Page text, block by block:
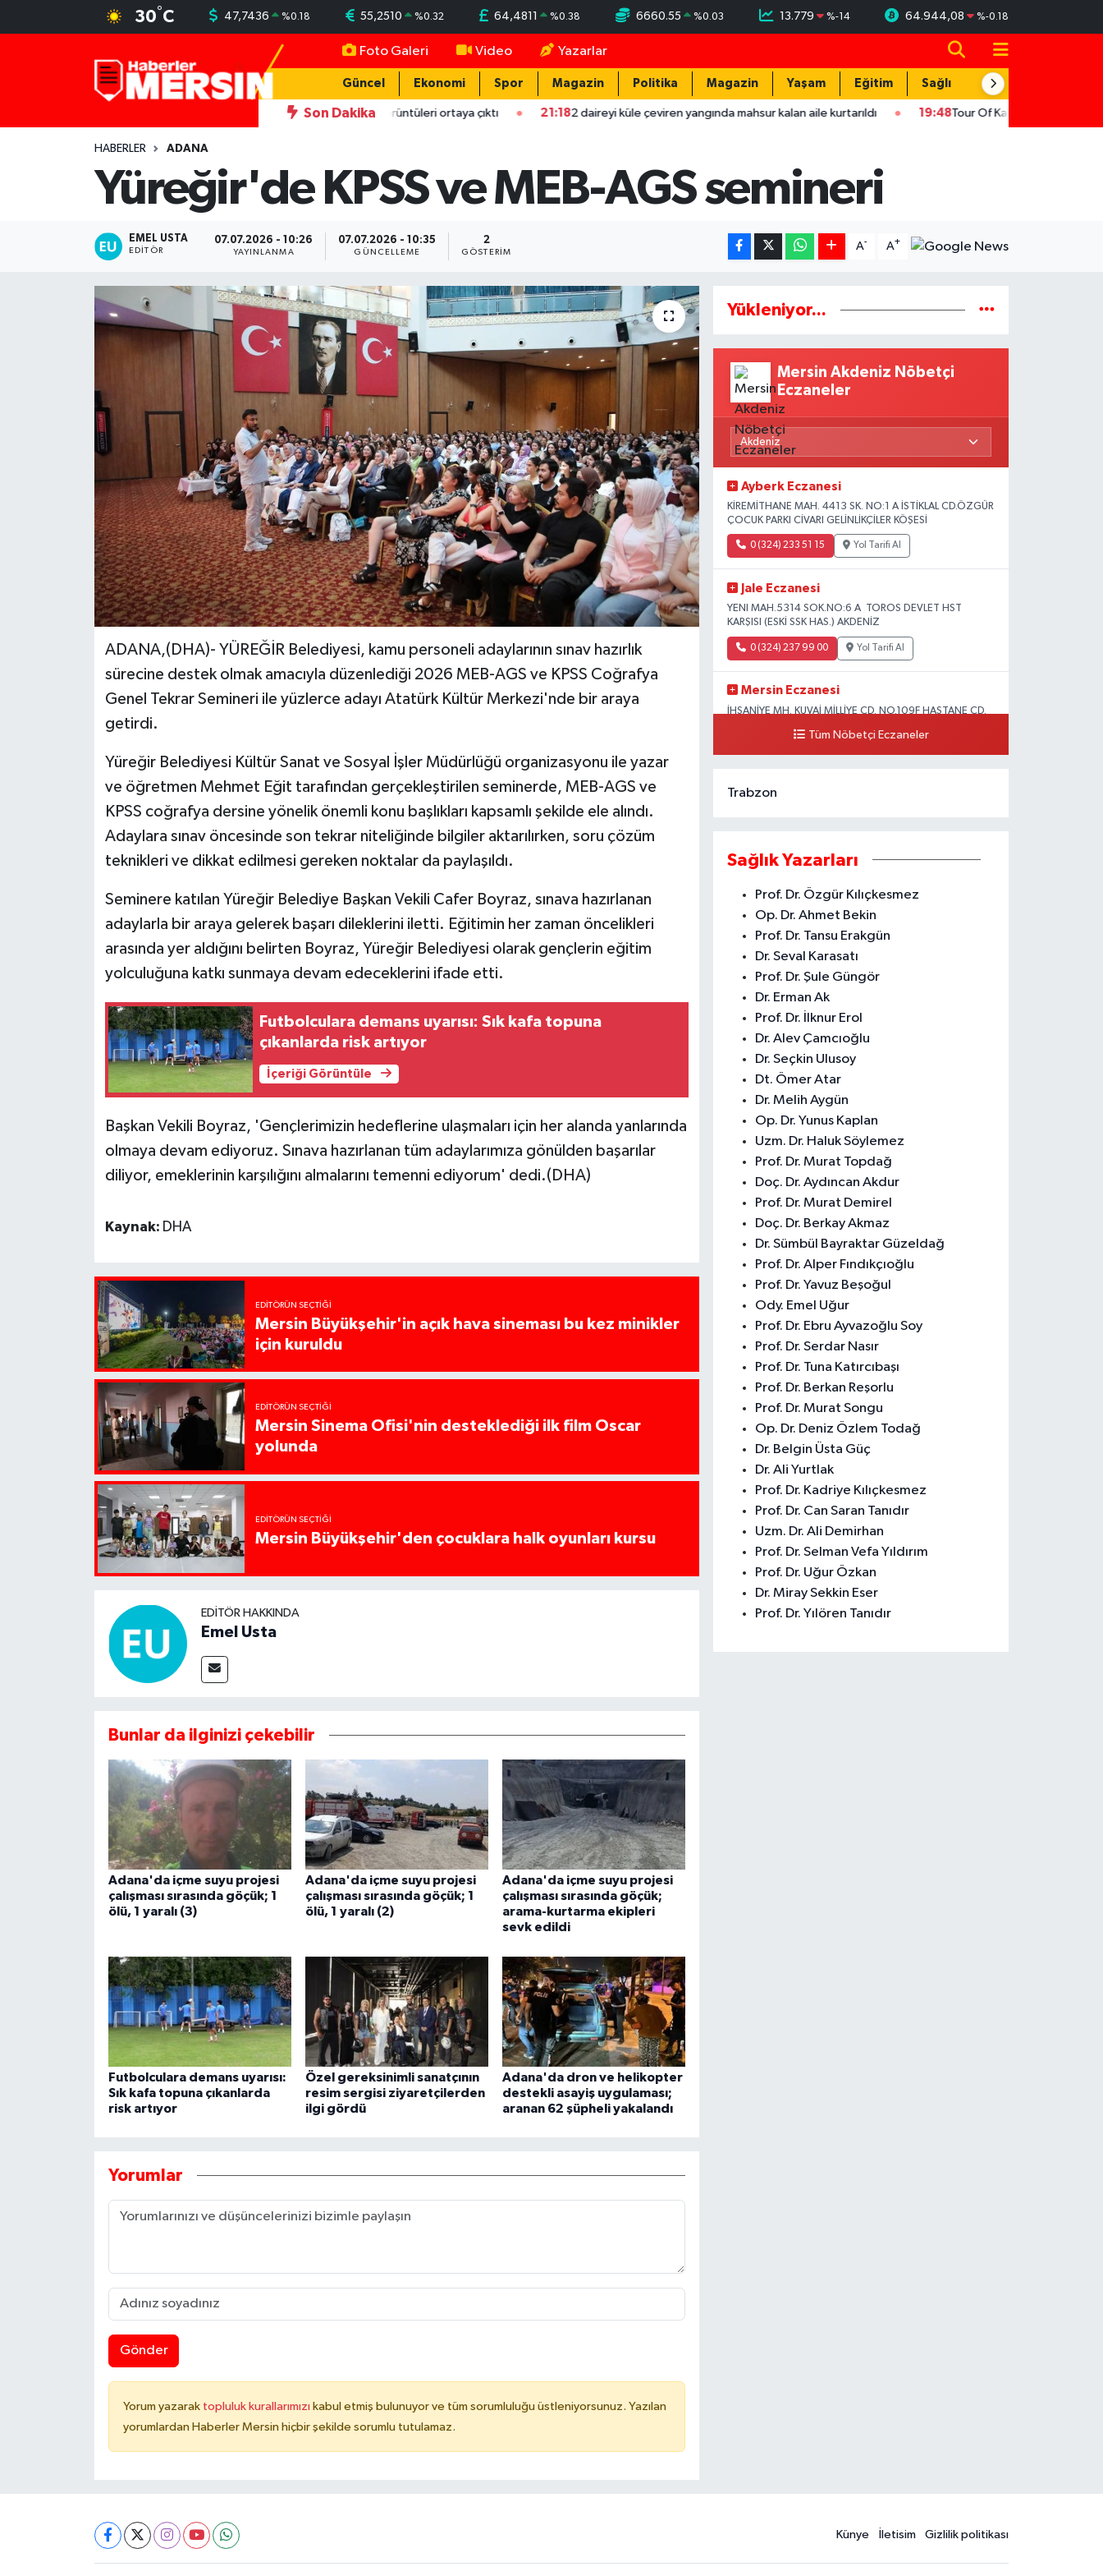
30°C 47,7436 %0.18 55,2510 %0.32 64,4811 %0.38 6660.55 %0.03 13.779 %-14 64.944,08 %-0.18
Foto Galeri Video Yazarlar
Güncel Ekonomi Spor Magazin Politika Magazin Yaşam Eğitim Sağlık Teknoloji
Son Dakika
darbeden şüpheliye uzaklaştırma; geçmiş yıllardaki darp görüntüleri ortaya çıktı 21:18 2 daireyi küle çeviren yangında mahsur kalan aile kurtarıldı 19:48 Tour Of Kahramanmaraş'ın şampiyonu
HABERLER ADANA
Yüreğir'de KPSS ve MEB-AGS semineri
EMEL USTA
EDITÖR
07.07.2026 - 10:26
YAYINLANMA
07.07.2026 - 10:35
GÜNCELLEME
2
GÖSTERIM
A- A+
ADANA,(DHA)- YÜREĞİR Belediyesi, kamu personeli adaylarının sınav hazırlık
sürecine destek olmak amacıyla düzenlediği 2026 MEB-AGS ve KPSS Coğrafya
Genel Tekrar Semineri ile yüzlerce adayı Atatürk Kültür Merkezi'nde bir araya
getirdi.
Yüreğir Belediyesi Kültür Sanat ve Sosyal İşler Müdürlüğü organizasyonu ile yazar
ve öğretmen Mehmet Eğit tarafından gerçekleştirilen seminerde, MEB-AGS ve
KPSS coğrafya dersine yönelik önemli konu başlıkları kapsamlı şekilde ele alındı.
Adaylara sınav öncesinde son tekrar niteliğinde bilgiler aktarılırken, soru çözüm
teknikleri ve dikkat edilmesi gereken noktalar da paylaşıldı.
Seminere katılan Yüreğir Belediye Başkan Vekili Cafer Boyraz, sınava hazırlanan
adaylarla bir araya gelerek başarı dileklerini iletti. Eğitimin her zaman öncelikleri
arasında yer aldığını belirten Boyraz, Yüreğir Belediyesi olarak gençlerin eğitim
yolculuğuna katkı sunmaya devam edeceklerini ifade etti.
Futbolculara demans uyarısı: Sık kafa topuna
çıkanlarda risk artıyor
İçeriği Görüntüle
Başkan Vekili Boyraz, 'Gençlerimizin hedeflerine ulaşmaları için her alanda yanlarında
olmaya devam ediyoruz. Sınava hazırlanan tüm adaylarımıza gönülden başarılar
diliyor, emeklerinin karşılığını almalarını temenni ediyorum' dedi.(DHA)
Kaynak: DHA
EDITÖRÜN SEÇTIĞI
Mersin Büyükşehir'in açık hava sineması bu kez minikler
için kuruldu
EDITÖRÜN SEÇTIĞI
Mersin Sinema Ofisi'nin desteklediği ilk film Oscar
yolunda
EDITÖRÜN SEÇTIĞI
Mersin Büyükşehir'den çocuklara halk oyunları kursu
EDITÖR HAKKINDA
Emel Usta
Bunlar da ilginizi çekebilir
Adana'da içme suyu projesi
çalışması sırasında göçük; 1
ölü, 1 yaralı (3)
Adana'da içme suyu projesi
çalışması sırasında göçük; 1
ölü, 1 yaralı (2)
Adana'da içme suyu projesi
çalışması sırasında göçük;
arama-kurtarma ekipleri
sevk edildi
Futbolculara demans uyarısı:
Sık kafa topuna çıkanlarda
risk artıyor
Özel gereksinimli sanatçının
resim sergisi ziyaretçilerden
ilgi gördü
Adana'da dron ve helikopter
destekli asayiş uygulaması;
aranan 62 şüpheli yakalandı
Yorumlar
Gönder
Yorum yazarak topluluk kurallarımızı kabul etmiş bulunuyor ve tüm sorumluluğu üstleniyorsunuz. Yazılan
yorumlardan Haberler Mersin hiçbir şekilde sorumlu tutulamaz.
Yükleniyor...
Mersin Akdeniz Nöbetçi
Eczaneler
Ayberk Eczanesi
KİREMİTHANE MAH. 4413 SK. NO:1 A İSTİKLAL CD.ÖZGÜR
ÇOCUK PARKI CİVARI GELİNLİKÇİLER KÖŞESİ
0 (324) 233 51 15 Yol Tarifi Al
Jale Eczanesi
YENI MAH.5314 SOK.NO:6 A TOROS DEVLET HST
KARŞISI (ESKİ SSK HAS.) AKDENİZ
0 (324) 237 99 00 Yol Tarifi Al
Mersin Eczanesi
İHSANİYE MH. KUVAİ MİLLİYE CD. NO.109F HASTANE CD.
KURUÇEŞME ŞUBESİ KARŞISI AKDENİZ
Tüm Nöbetçi Eczaneler
Trabzon
Sağlık Yazarları
Prof. Dr. Özgür Kılıçkesmez
Op. Dr. Ahmet Bekin
Prof. Dr. Tansu Erakgün
Dr. Seval Karasatı
Prof. Dr. Şule Güngör
Dr. Erman Ak
Prof. Dr. İlknur Erol
Dr. Alev Çamcıoğlu
Dr. Seçkin Ulusoy
Dt. Ömer Atar
Dr. Melih Aygün
Op. Dr. Yunus Kaplan
Uzm. Dr. Haluk Söylemez
Prof. Dr. Murat Topdağ
Doç. Dr. Aydıncan Akdur
Prof. Dr. Murat Demirel
Doç. Dr. Berkay Akmaz
Dr. Sümbül Bayraktar Güzeldağ
Prof. Dr. Alper Fındıkçıoğlu
Prof. Dr. Yavuz Beşoğul
Ody. Emel Uğur
Prof. Dr. Ebru Ayvazoğlu Soy
Prof. Dr. Serdar Nasır
Prof. Dr. Tuna Katırcıbaşı
Prof. Dr. Berkan Reşorlu
Prof. Dr. Murat Songu
Op. Dr. Deniz Özlem Todağ
Dr. Belgin Üsta Güç
Dr. Ali Yurtlak
Prof. Dr. Kadriye Kılıçkesmez
Prof. Dr. Can Saran Tanıdır
Uzm. Dr. Ali Demirhan
Prof. Dr. Selman Vefa Yıldırım
Prof. Dr. Uğur Özkan
Dr. Miray Sekkin Eser
Prof. Dr. Yılören Tanıdır
Künye İletisim Gizlilik politikası
Mersin Nöbetçi Eczaneler
Mersin Hava Durumu
Mersin Trafik Yoğunluk Haritası
Süper Lig Puan Durumu ve Fikstür
Tüm Manşetler
Haber Arşivi